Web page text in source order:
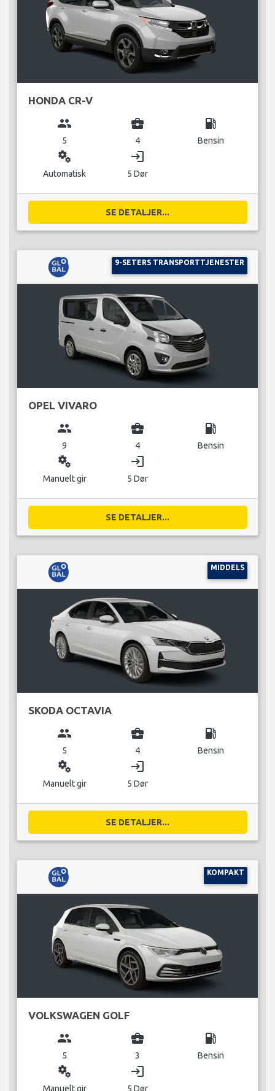
HONDA CR-V
group
5
business_center
4
local_gas_station
Bensin
miscellaneous_services
Automatisk
login
5 Dør
SE DETALJER...
9-SETERS TRANSPORTTJENESTER
OPEL VIVARO
group
9
business_center
4
local_gas_station
Bensin
miscellaneous_services
Manuelt gir
login
5 Dør
SE DETALJER...
MIDDELS
SKODA OCTAVIA
group
5
business_center
4
local_gas_station
Bensin
miscellaneous_services
Manuelt gir
login
5 Dør
SE DETALJER...
KOMPAKT
VOLKSWAGEN GOLF
group
5
business_center
3
local_gas_station
Bensin
miscellaneous_services
Manuelt gir
login
5 Dør